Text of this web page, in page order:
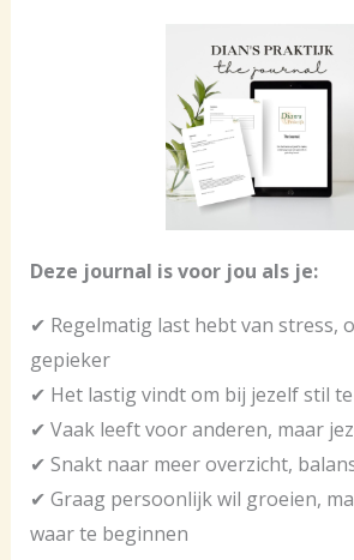
Deze journal is voor jou als je:
✔ Regelmatig last hebt van stress,
gepieker
✔ Het lastig vindt om bij jezelf stil
✔ Vaak leeft voor anderen, maar
✔ Snakt naar meer overzicht,
✔ Graag persoonlijk wil groeien,
waar te beginnen